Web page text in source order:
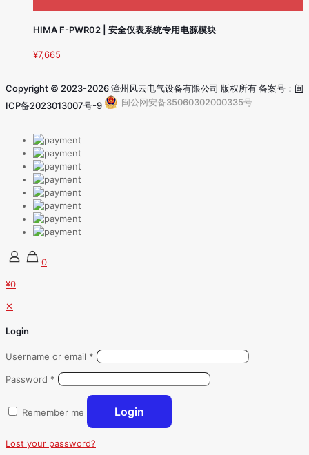
HIMA F-PWR02 | 安全仪表系统专用电源模块
¥7,665
Copyright © 2023-2026 漳州风云电气设备有限公司 版权所有 备案号： 闽
ICP备2023013007号-9
闽公网安备35060302000335号
0
¥0
✕
Login
Username or email *
Password *
Remember me Login
Lost your password?